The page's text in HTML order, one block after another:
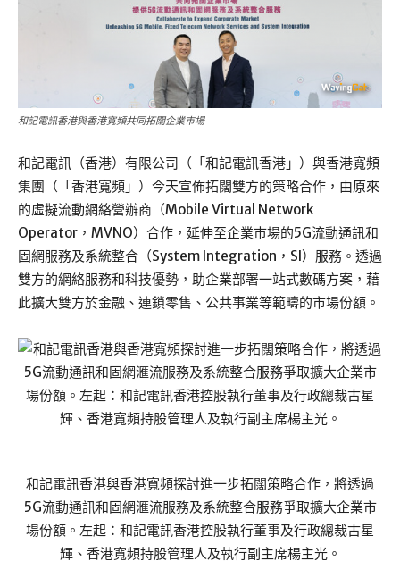
和記電訊香港與香港寬頻共同拓闊企業巿場
和記電訊（香港）有限公司（「和記電訊香港」）與香港寬頻
集團（「香港寬頻」）今天宣佈拓闊雙方的策略合作，由原來
的虛擬流動網絡營辦商（Mobile Virtual Network
Operator，MVNO）合作，延伸至企業巿場的5G流動通訊和
固網服務及系統整合（System Integration，SI）服務。透過
雙方的網絡服務和科技優勢，助企業部署一站式數碼方案，藉
此擴大雙方於金融、連鎖零售、公共事業等範疇的市場份額。
和記電訊香港與香港寬頻探討進一步拓闊策略合作，將透過
5G流動通訊和固網滙流服務及系統整合服務爭取擴大企業市
場份額。左起：和記電訊香港控股執行董事及行政總裁古星
輝、香港寬頻持股管理人及執行副主席楊主光。